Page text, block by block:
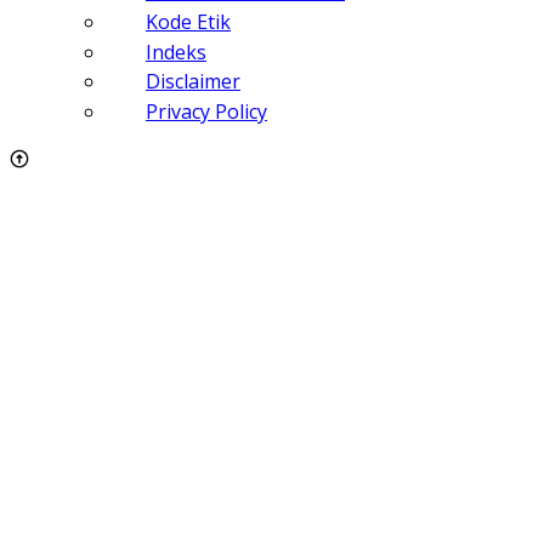
Kode Etik
Indeks
Disclaimer
Privacy Policy